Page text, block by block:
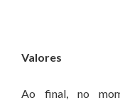
Valores
Ao final, no